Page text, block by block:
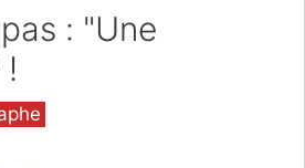
: "Une